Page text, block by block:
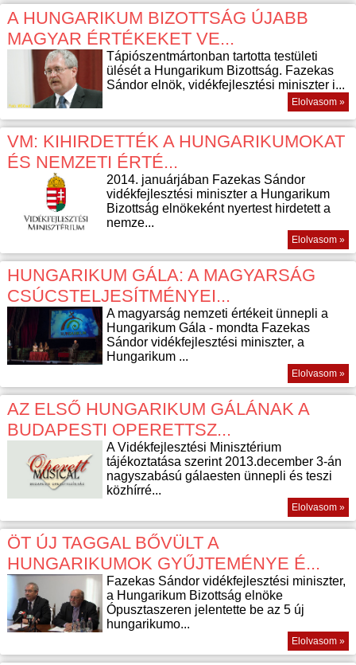
A HUNGARIKUM BIZOTTSÁG ÚJABB
MAGYAR ÉRTÉKEKET VE...
Tápiószentmártonban tartotta testületi
ülését a Hungarikum Bizottság. Fazekas
Sándor elnök, vidékfejlesztési miniszter i...
Elolvasom »
VM: KIHIRDETTÉK A HUNGARIKUMOKAT
ÉS NEMZETI ÉRTÉ...
2014. januárjában Fazekas Sándor
vidékfejlesztési miniszter a Hungarikum
Bizottság elnökeként nyertest hirdetett a
nemze...
Elolvasom »
HUNGARIKUM GÁLA: A MAGYARSÁG
CSÚCSTELJESÍTMÉNYEI...
A magyarság nemzeti értékeit ünnepli a
Hungarikum Gála - mondta Fazekas
Sándor vidékfejlesztési miniszter, a
Hungarikum ...
Elolvasom »
AZ ELSŐ HUNGARIKUM GÁLÁNAK A
BUDAPESTI OPERETTSZ...
A Vidékfejlesztési Minisztérium
tájékoztatása szerint 2013.december 3-án
nagyszabású gálaesten ünnepli és teszi
közhírré...
Elolvasom »
ÖT ÚJ TAGGAL BŐVÜLT A
HUNGARIKUMOK GYŰJTEMÉNYE É...
Fazekas Sándor vidékfejlesztési miniszter,
a Hungarikum Bizottság elnöke
Ópusztaszeren jelentette be az 5 új
hungarikumo...
Elolvasom »